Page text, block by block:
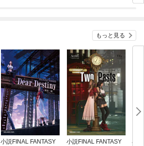
もっと見る
小説FINAL FANTASY
小説FINAL FANTASY
小